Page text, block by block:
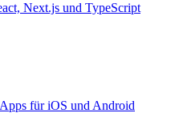
Next.js und TypeScript
für iOS und Android